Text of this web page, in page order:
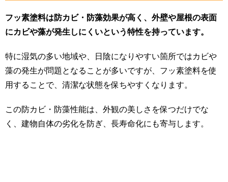
フッ素塗料は防カビ・防藻効果が高く、外壁や屋根の表面
にカビや藻が発生しにくいという特性を持っています。
特に湿気の多い地域や、日陰になりやすい箇所ではカビや
藻の発生が問題となることが多いですが、フッ素塗料を使
用することで、清潔な状態を保ちやすくなります。
この防カビ・防藻性能は、外観の美しさを保つだけでな
く、建物自体の劣化を防ぎ、長寿命化にも寄与します。